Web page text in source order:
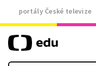
portály České televize